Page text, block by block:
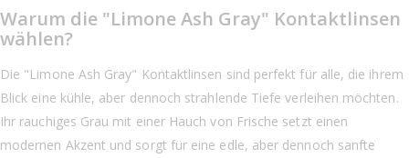
Warum die "Limone Ash Gray" Kontaktlinsen
wählen?
Die "Limone Ash Gray" Kontaktlinsen sind perfekt für alle, die ihrem
Blick eine kühle, aber dennoch strahlende Tiefe verleihen möchten.
Ihr rauchiges Grau mit einer Hauch von Frische setzt einen
modernen Akzent und sorgt für eine edle, aber dennoch sanfte